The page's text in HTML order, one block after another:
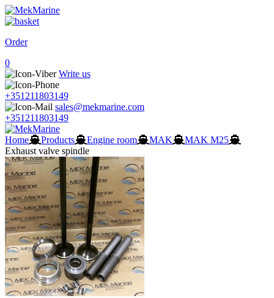
Order
0
Write us
+351211803149
sales@mekmarine.com
+351211803149
Home Products Engine room MAK
MAK M25
Exhaust valve spindle